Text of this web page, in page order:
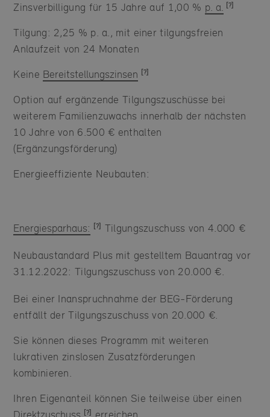
Zinsverbilligung für 15 Jahre auf 1,00 % p. a.
Tilgung: 2,25 % p. a., mit einer tilgungsfreien
Anlaufzeit von 24 Monaten
Keine Bereitstellungszinsen
Option auf ergänzende Tilgungszuschüsse bei
weiterem Familienzuwachs innerhalb der nächsten
10 Jahre von 6.500 € enthalten
(Ergänzungsförderung)
Energieeffiziente Neubauten:
Energiesparhaus: Tilgungszuschuss von 4.000 €
Neubaustandard Plus mit gestelltem Bauantrag vor
31.12.2022: Tilgungszuschuss von 20.000 €.
Bei einer Inanspruchnahme der BEG-Förderung
entfällt der Tilgungszuschuss von 20.000 €.
Sie können dieses Programm mit weiteren
lukrativen zinslosen Zusatzförderungen
kombinieren.
Ihren Eigenanteil können Sie teilweise über einen